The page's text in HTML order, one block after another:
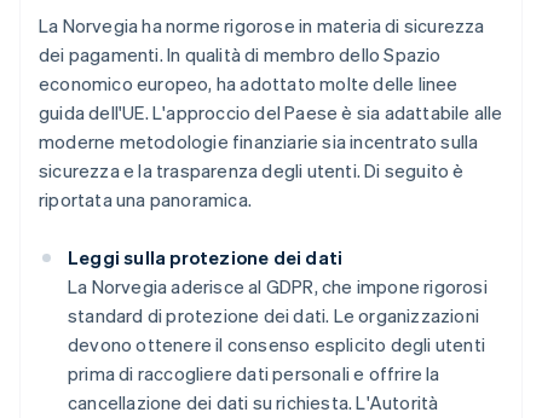
La Norvegia ha norme rigorose in materia di sicurezza
dei pagamenti. In qualità di membro dello Spazio
economico europeo, ha adottato molte delle linee
guida dell'UE. L'approccio del Paese è sia adattabile alle
moderne metodologie finanziarie sia incentrato sulla
sicurezza e la trasparenza degli utenti. Di seguito è
riportata una panoramica.
Leggi sulla protezione dei dati
La Norvegia aderisce al GDPR, che impone rigorosi
standard di protezione dei dati. Le organizzazioni
devono ottenere il consenso esplicito degli utenti
prima di raccogliere dati personali e offrire la
cancellazione dei dati su richiesta. L'Autorità